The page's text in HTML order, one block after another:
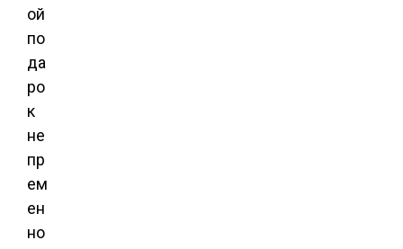
ой
по
да
ро
к
не
пр
ем
ен
но